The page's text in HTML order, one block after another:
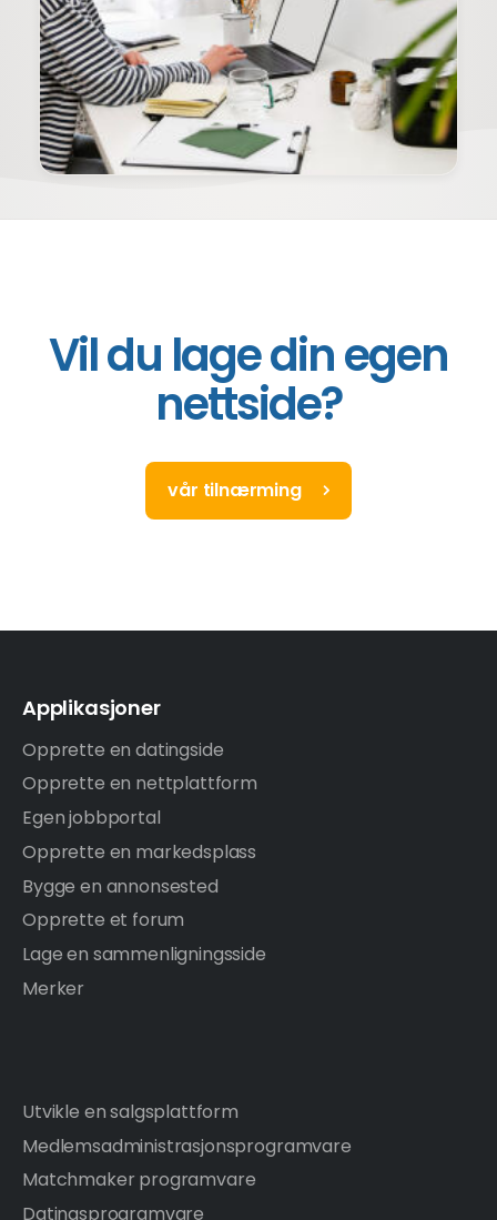
Vil du lage din egen
nettside?
vår tilnærming
Applikasjoner
Opprette en datingside
Opprette en nettplattform
Egen jobbportal
Opprette en markedsplass
Bygge en annonsested
Opprette et forum
Lage en sammenligningsside
Merker
Utvikle en salgsplattform
Medlemsadministrasjonsprogramvare
Matchmaker programvare
Datingsprogramvare